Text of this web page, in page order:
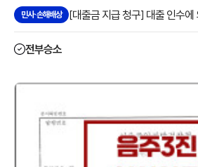
민사·손해배상
전부승소